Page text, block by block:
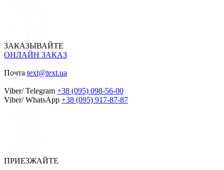
ЗАКАЗЫВАЙТЕ
ОНЛАЙН ЗАКАЗ
Почта text@text.ua
Viber/ Telegram +38 (095) 098-56-00
Viber/ WhatsApp +38 (095) 917-87-87
ПРИЕЗЖАЙТЕ